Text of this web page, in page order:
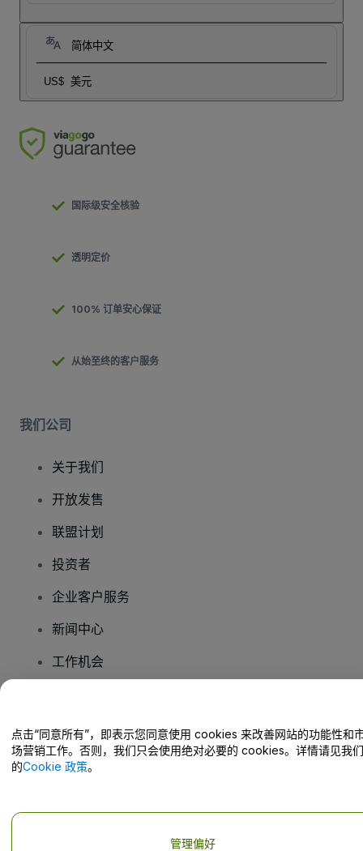
简体中文
US$ 美元
国际级安全核验
透明定价
100% 订单安心保证
从始至终的客户服务
我们公司
关于我们
开放发售
联盟计划
投资者
企业客户服务
新闻中心
工作机会
帮助中心 / 联系我们
点击“同意所有”，即表示您同意使用 cookies 来改善网站的功能性和
场营销工作。否则，我们只会使用绝对必要的 cookies。详情请见我们
的Cookie 政策。
管理偏好